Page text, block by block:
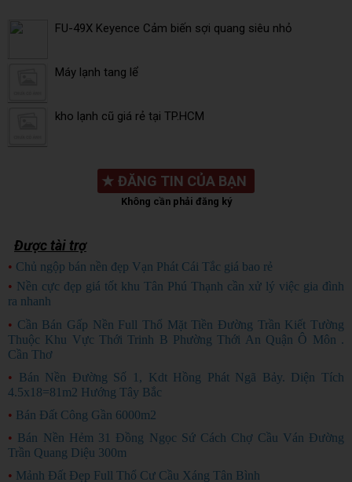
FU-49X Keyence Cảm biến sợi quang siêu nhỏ
Máy lạnh tang lể
kho lạnh cũ giá rẻ tại TP.HCM
★ ĐĂNG TIN CỦA BẠN
Không cần phải đăng ký
Được tài trợ
• Chủ ngộp bán nền đẹp Vạn Phát Cái Tắc giá bao rẻ
• Nền cực đẹp giá tốt khu Tân Phú Thạnh cần xử lý việc gia đình
ra nhanh
• Cần Bán Gấp Nền Full Thổ Mặt Tiền Đường Trần Kiết Tường
Thuộc Khu Vực Thới Trinh B Phường Thới An Quận Ô Môn .
Cần Thơ
• Bán Nền Đường Số 1, Kdt Hồng Phát Ngã Bảy. Diện Tích
4.5x18=81m2 Hướng Tây Bắc
• Bán Đất Công Gần 6000m2
• Bán Nền Hẻm 31 Đồng Ngọc Sứ Cách Chợ Cầu Ván Đường
Trần Quang Diệu 300m
• Mảnh Đất Đẹp Full Thổ Cư Cầu Xáng Tân Bình